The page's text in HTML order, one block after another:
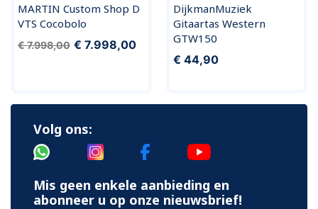
MARTIN Custom Shop D
VTS Cocobolo
€ 7.998,00 € 7.998,00
DijkmanMuziek
Gitaartas Western
GTW150
€ 44,90
Volg ons:
Mis geen enkele aanbieding en
abonneer u op onze nieuwsbrief!